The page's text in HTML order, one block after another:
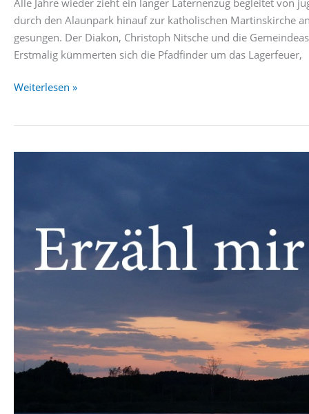
durch den Alaunpark hinauf zur katholischen Martinskirche
gesungen. Der Diakon, Christoph Nitsche und die
Erstmalig kümmerten sich die Pfadfinder um das Lagerfeuer,
in
dunkel,
Weiterlesen »